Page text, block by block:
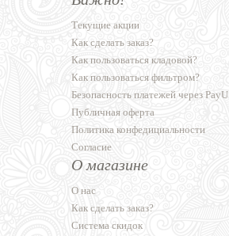
Текущие акции
Как сделать заказ?
Как пользоваться кладовой?
Как пользоваться фильтром?
Безопасность платежей через PayU
Публичная оферта
Политика конфедициальности
Согласие
О магазине
О нас
Как сделать заказ?
Система скидок